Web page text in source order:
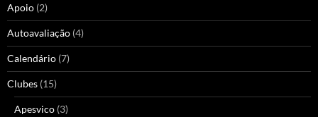
Apoio (2)
Autoavaliação (4)
Calendário (7)
Clubes (15)
Apesvico (3)